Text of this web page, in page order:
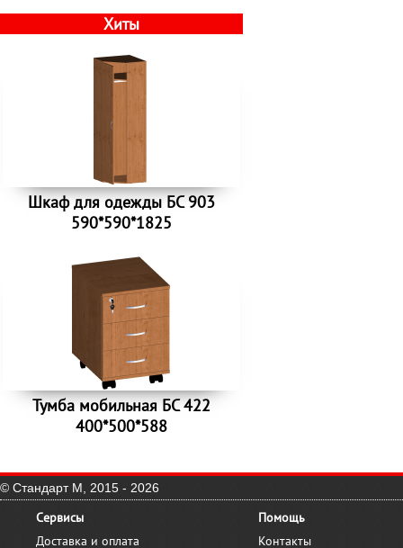
Хиты
Шкаф для одежды БС 903
590*590*1825
Тумба мобильная БС 422
400*500*588
© Стандарт М, 2015 - 2026
Сервисы
Доставка и оплата
Помощь
Контакты